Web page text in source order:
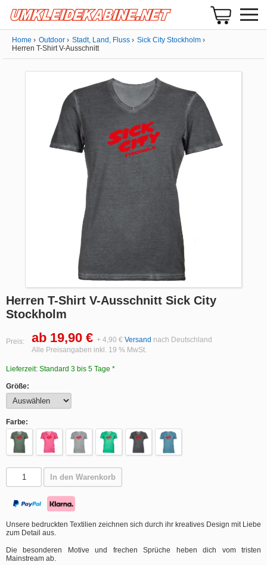
Home Outdoor Stadt, Land, Fluss
Sick City Stockholm
Herren T-Shirt V-Ausschnitt
Herren T-Shirt V-Ausschnitt Sick City
Stockholm
Preis: ab 19,90 € + 4,90 € Versand nach Deutschland
Alle Preisangaben inkl. 19 % MwSt.
Lieferzeit: Standard 3 bis 5 Tage *
Größe:
Farbe:
In den Warenkorb
Unsere bedruckten Textilien zeichnen sich durch ihr kreatives Design mit Liebe
zum Detail aus.
Die besonderen Motive und frechen Sprüche heben dich vom tristen
Mainstream ab.